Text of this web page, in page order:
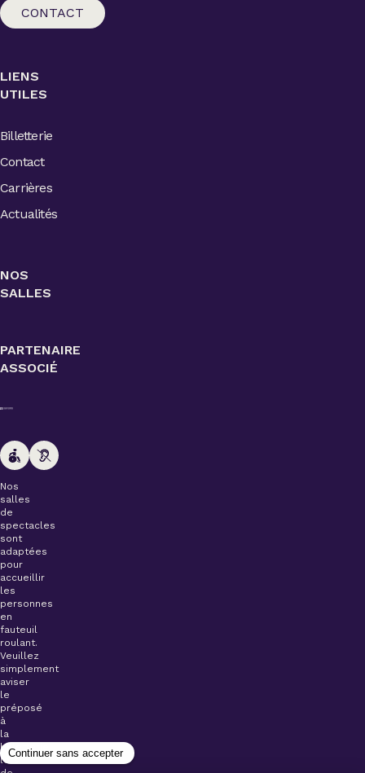
CONTACT
LIENS
UTILES
Billetterie
Contact
Carrières
Actualités
NOS
SALLES
PARTENAIRE
ASSOCIÉ
Nos
salles
de
spectacles
sont
adaptées
pour
accueillir
les
personnes
en
fauteuil
roulant.
Veuillez
simplement
aviser
le
préposé
à
la
billetterie
lors